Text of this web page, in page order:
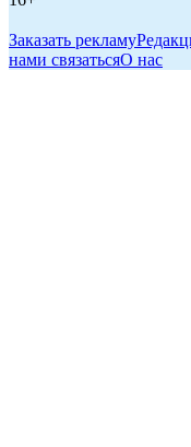
Заказать рекламу
нами связатьсяО нас